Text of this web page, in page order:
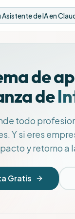
de
de
todo
Y si eres
y retorno a
Gratis